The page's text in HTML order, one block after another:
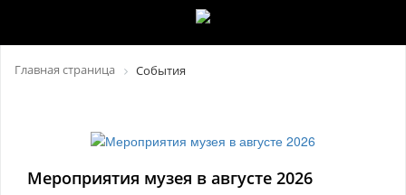
Главная страница События
Мероприятия музея в августе 2026